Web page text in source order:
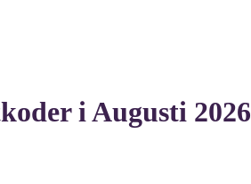
i Augusti 2026